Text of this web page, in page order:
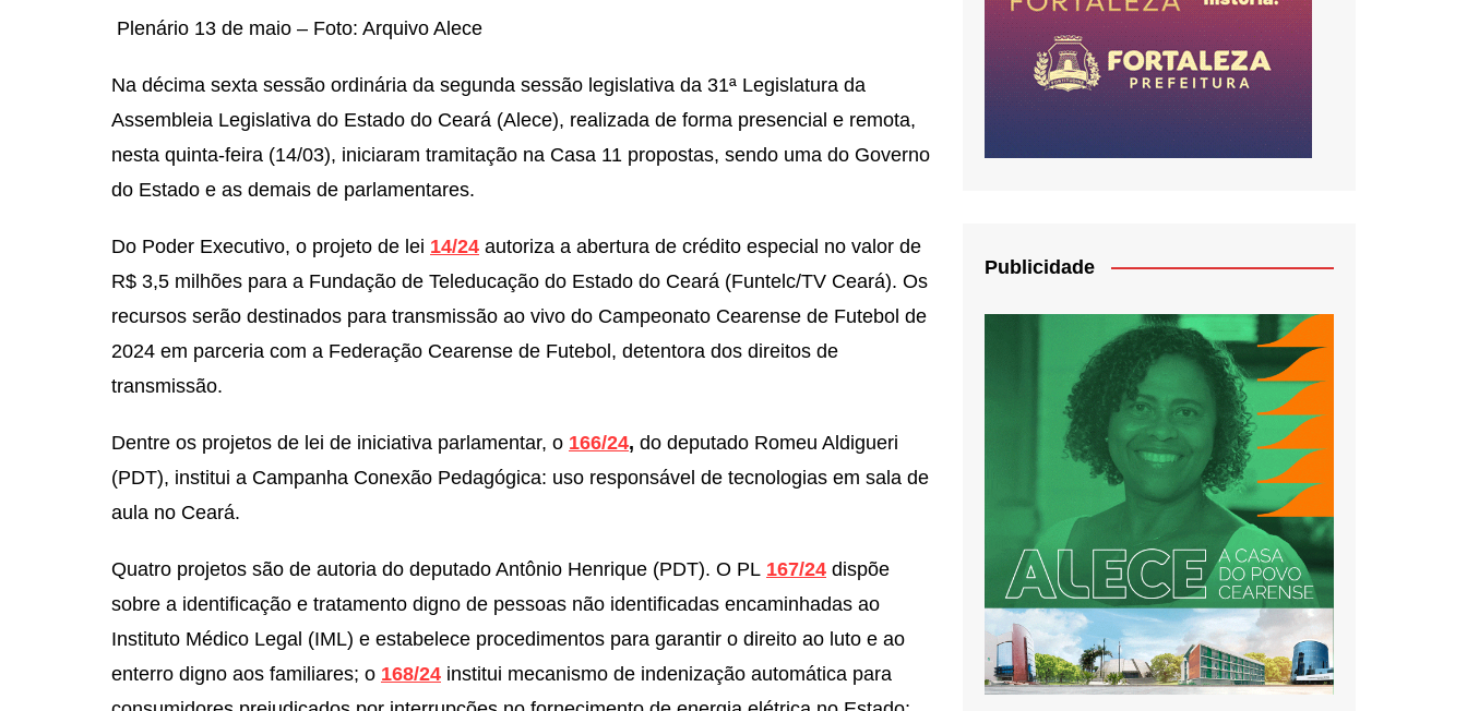
Plenário 13 de maio – Foto: Arquivo Alece
Na décima sexta sessão ordinária da segunda sessão legislativa da 31ª Legislatura da
Assembleia Legislativa do Estado do Ceará (Alece), realizada de forma presencial e remota,
nesta quinta-feira (14/03), iniciaram tramitação na Casa 11 propostas, sendo uma do Governo
do Estado e as demais de parlamentares.
Do Poder Executivo, o projeto de lei 14/24 autoriza a abertura de crédito especial no valor de
R$ 3,5 milhões para a Fundação de Teleducação do Estado do Ceará (Funtelc/TV Ceará). Os
recursos serão destinados para transmissão ao vivo do Campeonato Cearense de Futebol de
2024 em parceria com a Federação Cearense de Futebol, detentora dos direitos de
transmissão.
Dentre os projetos de lei de iniciativa parlamentar, o 166/24, do deputado Romeu Aldigueri
(PDT), institui a Campanha Conexão Pedagógica: uso responsável de tecnologias em sala de
aula no Ceará.
Quatro projetos são de autoria do deputado Antônio Henrique (PDT). O PL 167/24 dispõe
sobre a identificação e tratamento digno de pessoas não identificadas encaminhadas ao
Instituto Médico Legal (IML) e estabelece procedimentos para garantir o direito ao luto e ao
enterro digno aos familiares; o 168/24 institui mecanismo de indenização automática para
Publicidade